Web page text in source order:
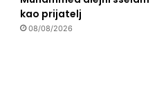
kao prijatelj
08/08/2026